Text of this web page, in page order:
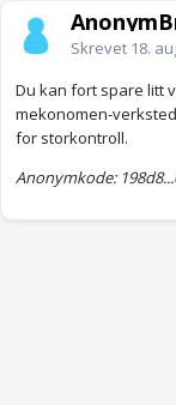
Skrevet 18.
Du kan fort spare litt
mekonomen-
for storkontroll.
Anonymkode: